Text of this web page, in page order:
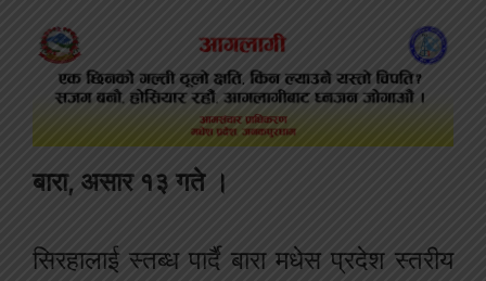
बारा, असार १३ गते ।
सिरहालाई स्तब्ध पार्दै बारा मधेस प्रदेश स्तरीय